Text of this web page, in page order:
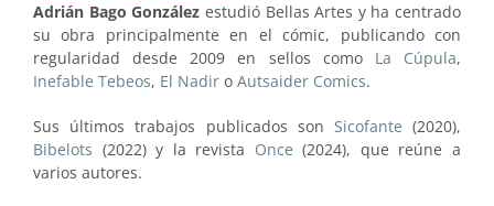
Adrián Bago González estudió Bellas Artes y ha centrado
su obra principalmente en el cómic, publicando con
regularidad desde 2009 en sellos como La Cúpula,
Inefable Tebeos, El Nadiro Autsaider Comics.
Sus últimos trabajos publicados son Sicofante (2020),
Bibelots (2022) y la revista Once (2024), que reúne a
varios autores.